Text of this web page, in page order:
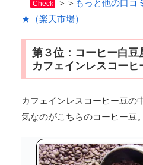
Check ＞＞ もっと他の口コ
★（楽天市場）
第３位：コーヒー白豆
カフェインレスコーヒ
カフェインレスコーヒー豆の
気なのがこちらのコーヒー豆。